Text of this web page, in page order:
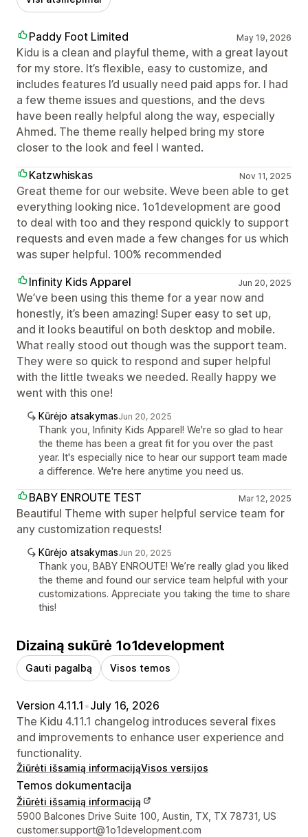
Paddy Foot Limited May 19, 2026
Kidu is a clean and playful theme, with a great layout
for my store. It’s flexible, easy to customize, and
includes features I’d usually need paid apps for. I had
a few theme issues and questions, and the devs
have been really helpful along the way, especially
Ahmed. The theme really helped bring my store
closer to the look and feel I wanted.
Katzwhiskas
Nov 11, 2025
Great theme for our website. Weve been able to get
everything looking nice. 1o1development are good
to deal with too and they respond quickly to support
requests and even made a few changes for us which
was super helpful. 100% recommended
Infinity Kids Apparel
Jun 20, 2025
We’ve been using this theme for a year now and
honestly, it’s been amazing! Super easy to set up,
and it looks beautiful on both desktop and mobile.
What really stood out though was the support team.
They were so quick to respond and super helpful
with the little tweaks we needed. Really happy we
went with this one!
Kūrėjo atsakymasJun 20, 2025
Thank you, Infinity Kids Apparel! We're so glad to hear
the theme has been a great fit for you over the past
year. It's especially nice to hear our support team made
a difference. We're here anytime you need us.
BABY ENROUTE TEST Mar 12, 2025
Beautiful Theme with super helpful service team for
any customization requests!
Kūrėjo atsakymasJun 20, 2025
Thank you, BABY ENROUTE! We’re really glad you liked
the theme and found our service team helpful with your
customizations. Appreciate you taking the time to share
this!
Dizainą sukūrė 1o1development
Gauti pagalbą Visos temos
Version 4.11.1 •July 16, 2026
The Kidu 4.11.1 changelog introduces several fixes
and improvements to enhance user experience and
functionality.
Žiūrėti išsamią informacijąVisos versijos
Temos dokumentacija
Žiūrėti išsamią informaciją
Kūrėjo kontaktiniai duomenys
5900 Balcones Drive Suite 100, Austin, TX, TX 78731, US
customer.support@1o1development.com